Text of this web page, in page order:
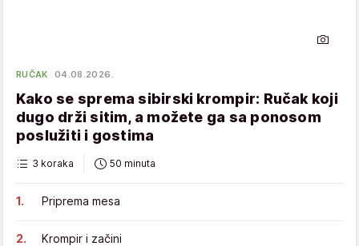
RUČAK 04.08.2026.
Kako se sprema sibirski krompir: Ručak koji
dugo drži sitim, a možete ga sa ponosom
poslužiti i gostima
3 koraka 50 minuta
Priprema mesa
Krompir i začini